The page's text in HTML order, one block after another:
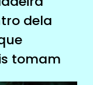
dela
​​tomam